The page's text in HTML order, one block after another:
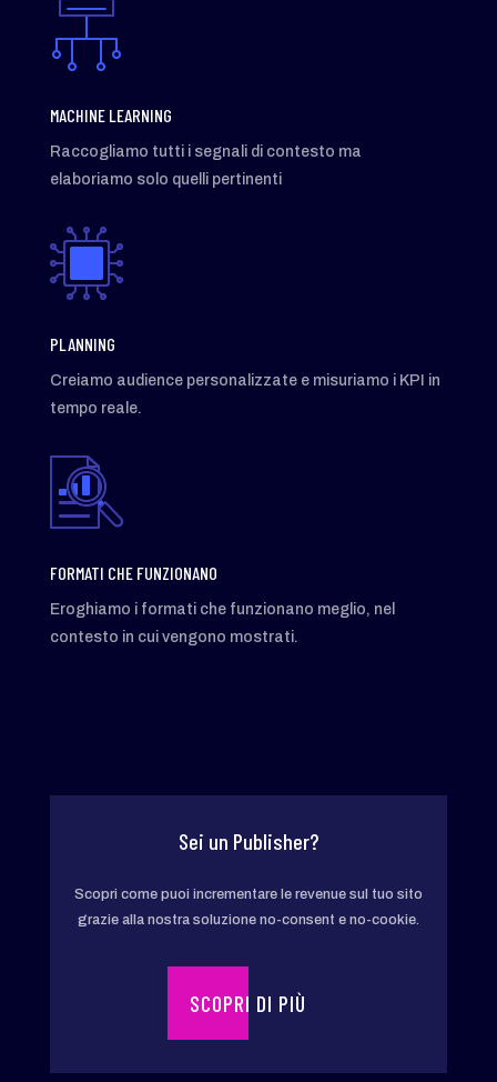
MACHINE LEARNING
Raccogliamo tutti i segnali di contesto ma
elaboriamo solo quelli pertinenti
PLANNING
Creiamo audience personalizzate e misuriamo i KPI in
tempo reale.
FORMATI CHE FUNZIONANO
Eroghiamo i formati che funzionano meglio, nel
contesto in cui vengono mostrati.
Sei un Publisher?
Scopri come puoi incrementare le revenue sul tuo sito
grazie alla nostra soluzione no-consent e no-cookie.
SCOPRI DI PIÙ